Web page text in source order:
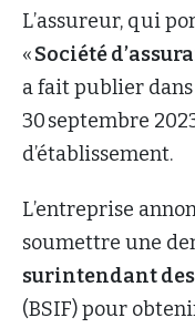
L’assureur, qui
«Société
a fait publier
30 septembre
d’établissement.
L’entreprise
soumettre une
surintendant
(BSIF) pour